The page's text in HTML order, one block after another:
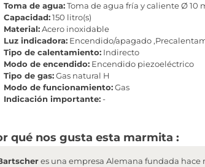
Toma de agua:Toma de agua fría y caliente Ø 10
Capacidad:150 litro(s)
Material:Acero inoxidable
Luz indicadora: Encendido/apagado
Tipo de calentamiento: Indirecto
Modo de encendido: Encendido piezoeléctrico
Tipo de gas:Gas natural H
Modo de funcionamiento:Gas
Indicación importante:-
qué nos gusta esta marmita :
es una empresa Alemana fundada hace